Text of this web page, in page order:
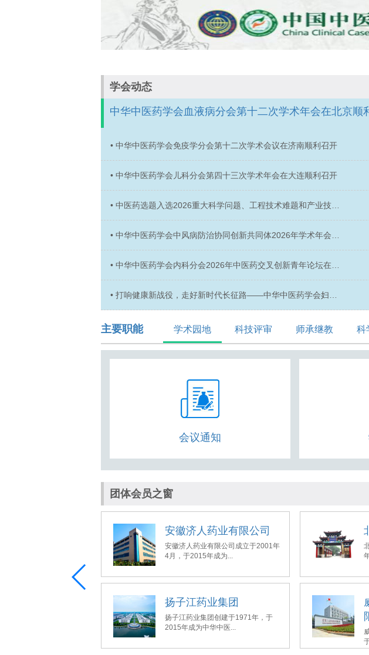
学会动态
中华中医药学会血液病分会第十二次学术年会在北京顺
• 中华中医药学会免疫学分会第十二次学术会议在济南顺利召开
• 中华中医药学会儿科分会第四十三次学术年会在大连顺利召开
• 中医药选题入选2026重大科学问题、工程技术难题和产业技术
问题
• 中华中医药学会中风病防治协同创新共同体2026年学术年会在
西安召开
• 中华中医药学会内科分会2026年中医药交叉创新青年论坛在厦
门市成功举办
• 打响健康新战役，走好新时代长征路——中华中医药学会妇科
分会2026年党建义诊活动在于都成功举办
主要职能 学术园地 科技评审 师承继教 科
会议通知
团体会员之窗
安徽济人药业有限公司
安徽济人药业有限公司成立于2001年
4月，于2015年成为...
扬子江药业集团
扬子江药业集团创建于1971年，于
2015年成为中华中医...